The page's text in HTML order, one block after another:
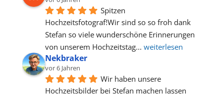
Spitzen
Hochzeitsfotograf!Wir sind so so froh dank
Stefan so viele wunderschöne Erinnerungen
von unserem Hochzeitstag... weiterlesen
Nekbraker
vor 6 Jahren
Wir haben unsere
Hochzeitsbilder bei Stefan machen lassen